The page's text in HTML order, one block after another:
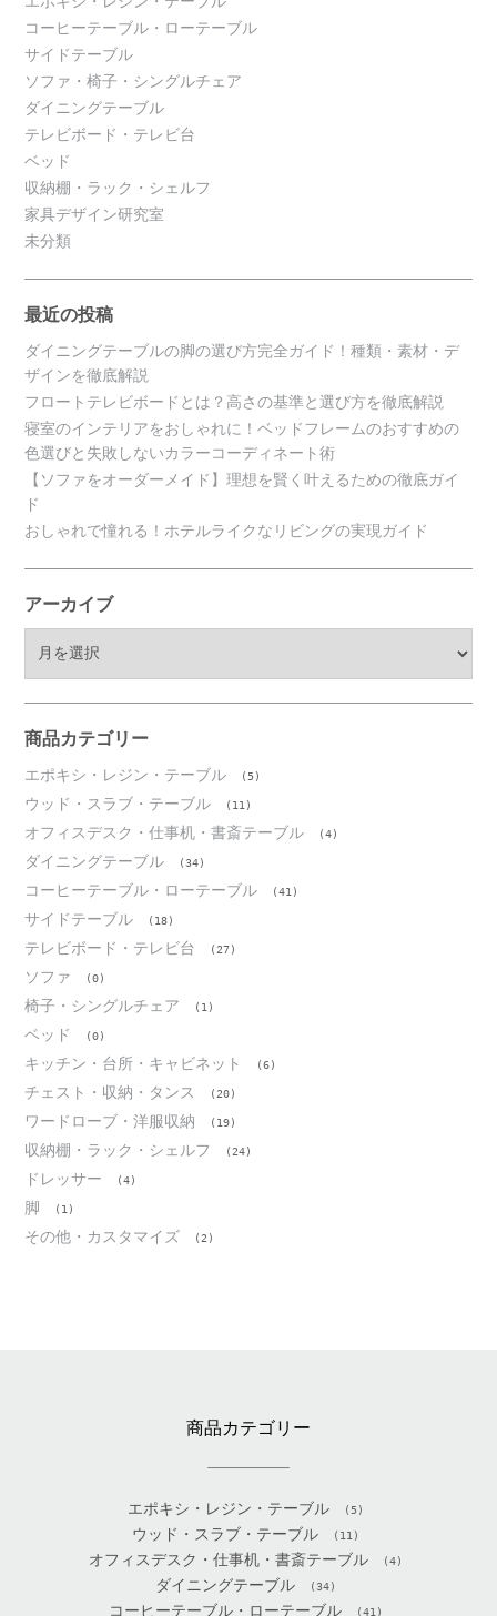
コーヒーテーブル・ローテーブル
サイドテーブル
ソファ・椅子・シングルチェア
ダイニングテーブル
テレビボード・テレビ台
ベッド
収納棚・ラック・シェルフ
家具デザイン研究室
未分類
最近の投稿
ダイニングテーブルの脚の選び方完全ガイド！種類・素材・デ
ザインを徹底解説
フロートテレビボードとは？高さの基準と選び方を徹底解説
寝室のインテリアをおしゃれに！ベッドフレームのおすすめの
色選びと失敗しないカラーコーディネート術
【ソファをオーダーメイド】理想を賢く叶えるための徹底ガイ
ド
おしゃれで憧れる！ホテルライクなリビングの実現ガイド
アーカイブ
ブ
商品カテゴリー
エポキシ・レジン・テーブル (5)
ウッド・スラブ・テーブル (11)
オフィスデスク・仕事机・書斎テーブル (4)
ダイニングテーブル (34)
コーヒーテーブル・ローテーブル (41)
サイドテーブル (18)
テレビボード・テレビ台 (27)
ソファ (0)
椅子・シングルチェア (1)
ベッド (0)
キッチン・台所・キャビネット (6)
チェスト・収納・タンス (20)
ワードローブ・洋服収納 (19)
収納棚・ラック・シェルフ (24)
ドレッサー (4)
脚 (1)
その他・カスタマイズ (2)
商品カテゴリー
エポキシ・レジン・テーブル (5)
ウッド・スラブ・テーブル (11)
オフィスデスク・仕事机・書斎テーブル (4)
ダイニングテーブル (34)
コーヒーテーブル・ローテーブル (41)